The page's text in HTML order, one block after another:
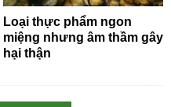
Loại thực phẩm ngon
miệng nhưng âm thầm gây
hại thận